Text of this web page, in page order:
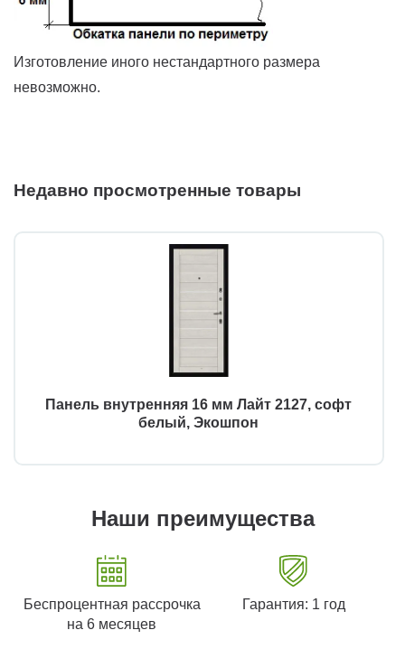
Изготовление иного нестандартного размера
невозможно.
Недавно просмотренные товары
Панель внутренняя 16 мм Лайт 2127, софт
белый, Экошпон
Наши преимущества
Беспроцентная рассрочка
на 6 месяцев
Гарантия: 1 год